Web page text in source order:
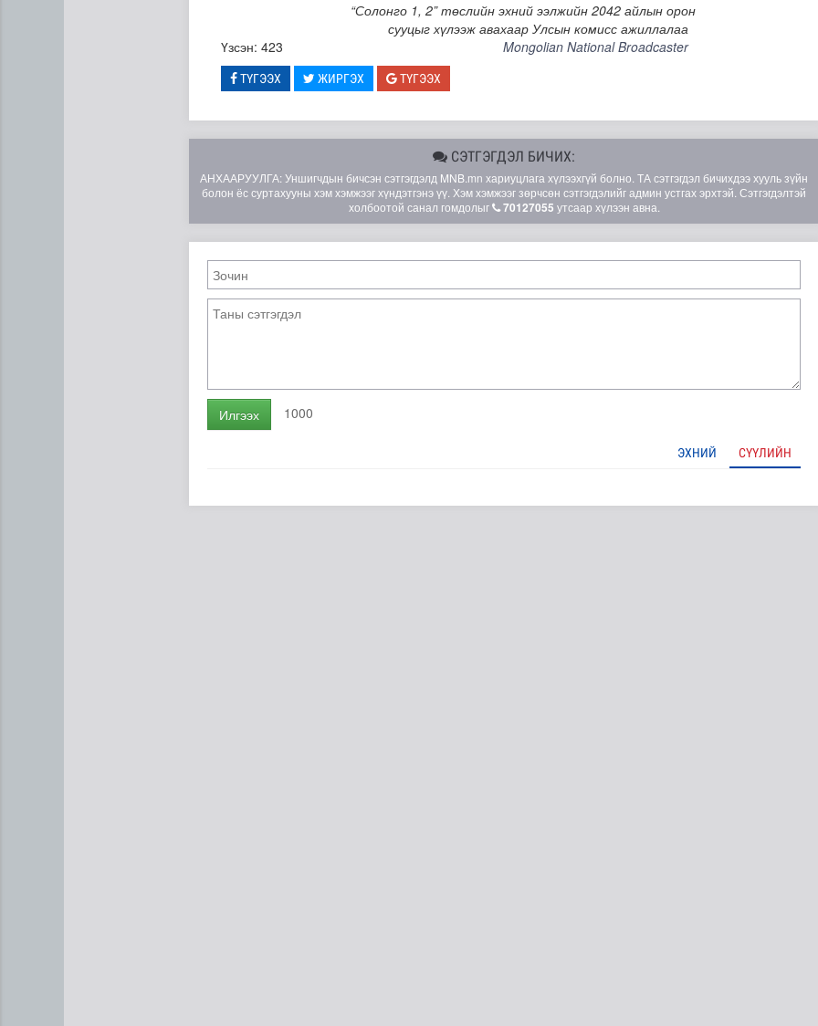
“Солонго 1, 2” төслийн эхний ээлжийн 2042 айлын орон
сууцыг хүлээж авахаар Улсын комисс ажиллалаа
Үзсэн: 423
Mongolian National Broadcaster
ТҮГЭЭХ ЖИРГЭХ ТҮГЭЭХ
СЭТГЭГДЭЛ БИЧИХ:
АНХААРУУЛГА: Уншигчдын бичсэн сэтгэгдэлд MNB.mn хариуцлага хүлээхгүй болно. ТА сэтгэгдэл бичихдээ хууль зүйн
болон ёс суртахууны хэм хэмжээг хүндэтгэнэ үү. Хэм хэмжээг зөрчсөн сэтгэгдэлийг админ устгах эрхтэй. Сэтгэгдэлтэй
холбоотой санал гомдолыг
70127055 утсаар хүлээн авна.
Илгээх 1000
ЭХНИЙ СҮҮЛИЙН